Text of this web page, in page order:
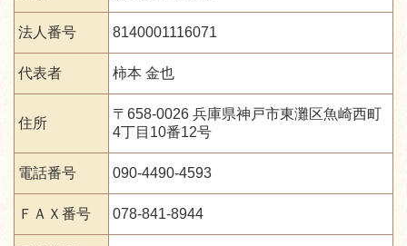
法人番号 8140001116071
代表者 柿本 金也
住所
〒658-0026 兵庫県神戸市東灘区魚崎西町
4丁目10番12号
電話番号 090-4490-4593
ＦＡＸ番号 078-841-8944